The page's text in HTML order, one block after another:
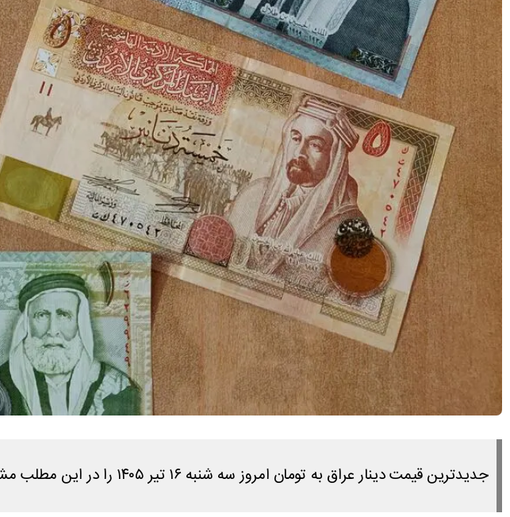
جدیدترین قیمت دینار عراق به تومان امروز سه شنبه ۱۶ تیر ۱۴۰۵ را در این مطلب مشاهده می کنید.